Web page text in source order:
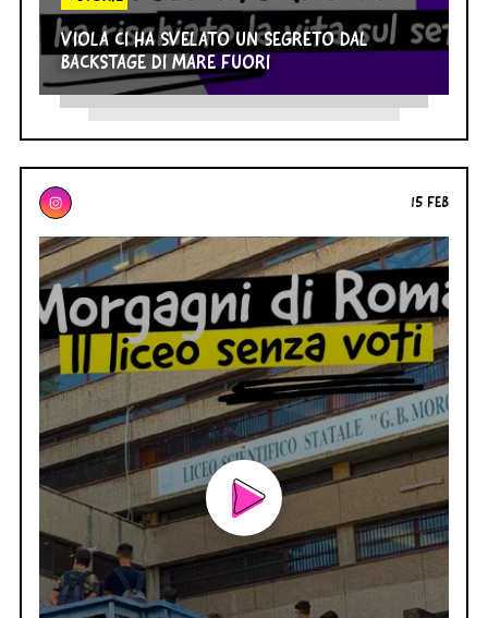
VIOLA CI HA SVELATO UN SEGRETO DAL
BACKSTAGE DI MARE FUORI
15 FEB